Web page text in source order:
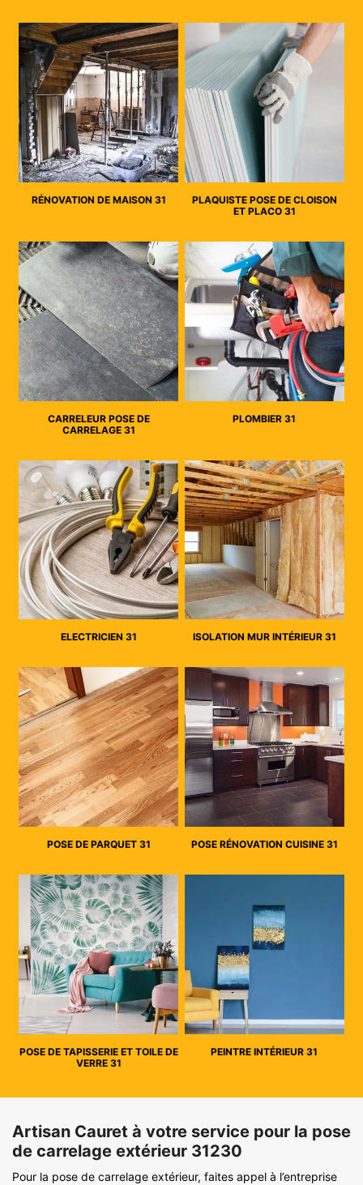
RÉNOVATION DE MAISON 31
PLAQUISTE POSE DE CLOISON
ET PLACO 31
CARRELEUR POSE DE
CARRELAGE 31
PLOMBIER 31
ELECTRICIEN 31 ISOLATION MUR INTÉRIEUR 31
POSE DE PARQUET 31 POSE RÉNOVATION CUISINE 31
POSE DE TAPISSERIE ET TOILE DE
VERRE 31
PEINTRE INTÉRIEUR 31
Artisan Cauret à votre service pour la pose
de carrelage extérieur 31230
Pour la pose de carrelage extérieur, faites appel à l’entreprise